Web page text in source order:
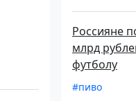
Россияне
млрд
футболу
#пиво